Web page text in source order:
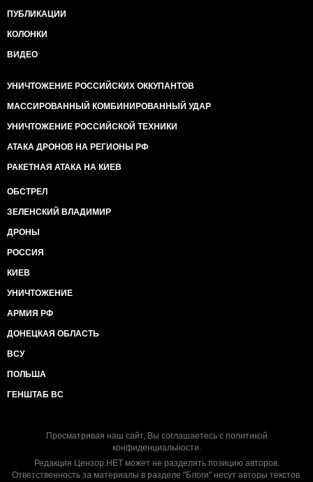
ПУБЛИКАЦИИ
КОЛОНКИ
ВИДЕО
УНИЧТОЖЕНИЕ РОССИЙСКИХ ОККУПАНТОВ
МАССИРОВАННЫЙ КОМБИНИРОВАННЫЙ УДАР
УНИЧТОЖЕНИЕ РОССИЙСКОЙ ТЕХНИКИ
АТАКА ДРОНОВ НА РЕГИОНЫ РФ
РАКЕТНАЯ АТАКА НА КИЕВ
ОБСТРЕЛ
ЗЕЛЕНСКИЙ ВЛАДИМИР
ДРОНЫ
РОССИЯ
КИЕВ
УНИЧТОЖЕНИЕ
АРМИЯ РФ
ДОНЕЦКАЯ ОБЛАСТЬ
ВСУ
ПОЛЬША
ГЕНШТАБ ВС
Просматривая наш сайт, Вы соглашаетесь с политикой
конфиденциальности.
Редакция Цензор.НЕТ может не разделять позицию авторов.
Ответственность за материалы в разделе "Блоги" несут авторы текстов.